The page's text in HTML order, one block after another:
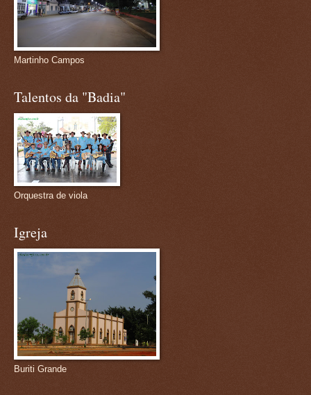
Martinho Campos
Talentos da "Badia"
Orquestra de viola
Igreja
Buriti Grande